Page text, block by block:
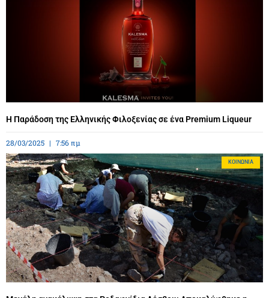
Η Παράδοση της Ελληνικής Φιλοξενίας σε ένα Premium Liqueur
28/03/2025 7:56 πμ
ΚΟΙΝΩΝΊΑ